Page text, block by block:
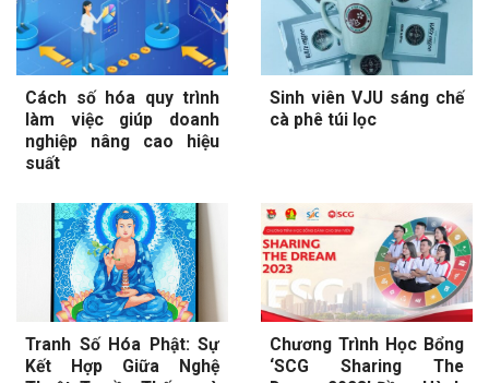
Cách số hóa quy trình
làm việc giúp doanh
nghiệp nâng cao hiệu
suất
Sinh viên VJU sáng chế
cà phê túi lọc
Tranh Số Hóa Phật: Sự
Kết Hợp Giữa Nghệ
Chương Trình Học Bổng
‘SCG Sharing The